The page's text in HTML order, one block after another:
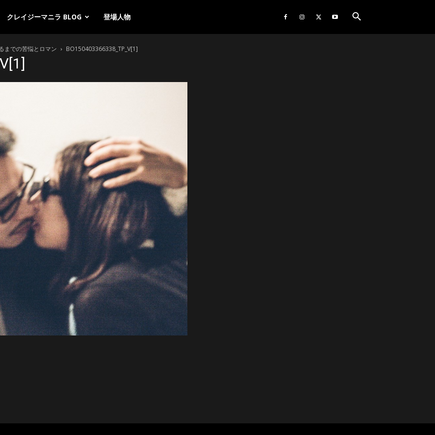
クレイジーマニラ BLOG 登場人物
までの苦悩とロマン BO150403366338_TP_V[1]